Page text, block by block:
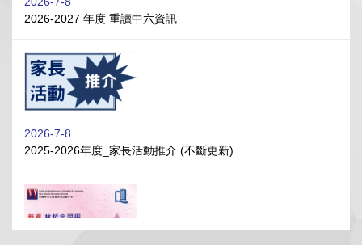
2026-2027 年度 重讀中六資訊
2026-7-8
2025-2026年度_家長活動推介 (不斷更新)